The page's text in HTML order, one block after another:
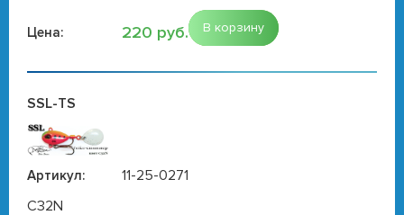
Цена: 220 руб. В корзину
SSL-TS
Артикул:
11-25-0271
C32N